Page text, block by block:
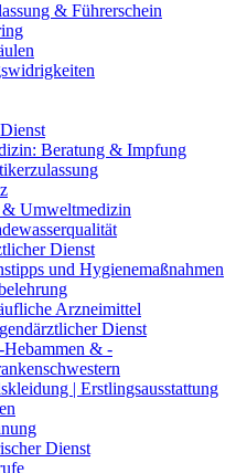
& Führerschein
Beratung & Impfung
Umweltmedizin
Dienst
und Hygienemaßnahmen
Arzneimittel
Dienst
Hebammen & -
| Erstlingsausstattung
Dienst